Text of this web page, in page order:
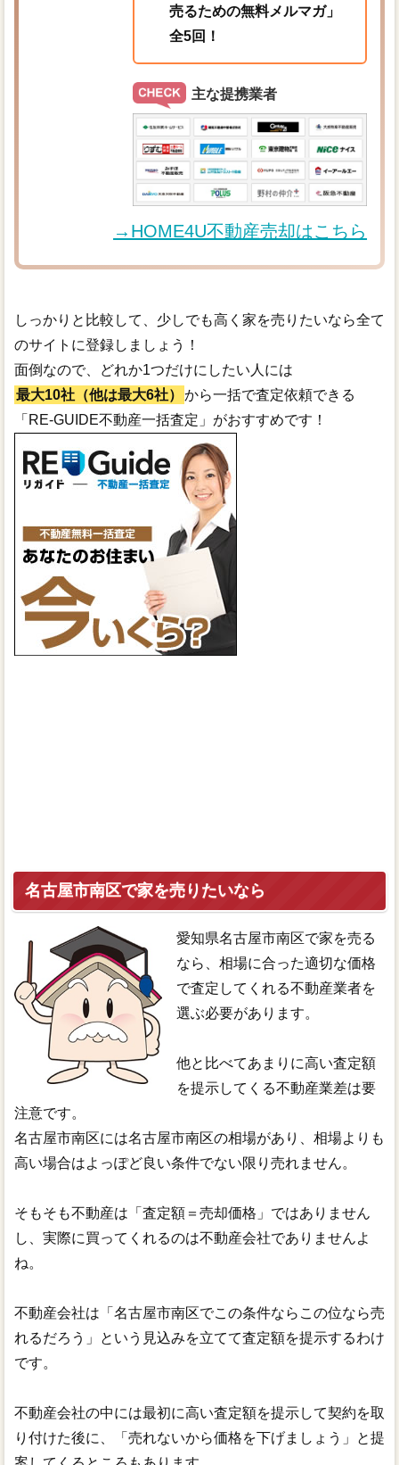
売るための無料メルマガ」
全5回！
主な提携業者
→HOME4U不動産売却はこちら
しっかりと比較して、少しでも高く家を売りたいなら全て
のサイトに登録しましょう！
面倒なので、どれか1つだけにしたい人には
最大10社（他は最大6社）
から一括で査定依頼できる
「RE-GUIDE不動産一括査定」がおすすめです！
名古屋市南区で家を売りたいなら
愛知県名古屋市南区で家を売る
なら、相場に合った適切な価格
で査定してくれる不動産業者を
選ぶ必要があります。
他と比べてあまりに高い査定額
を提示してくる不動産業差は要
注意です。
名古屋市南区には名古屋市南区の相場があり、相場よりも
高い場合はよっぽど良い条件でない限り売れません。
そもそも不動産は「査定額＝売却価格」ではありません
し、実際に買ってくれるのは不動産会社でありませんよ
ね。
不動産会社は「名古屋市南区でこの条件ならこの位なら売
れるだろう」という見込みを立てて査定額を提示するわけ
です。
不動産会社の中には最初に高い査定額を提示して契約を取
り付けた後に、「売れないから価格を下げましょう」と提